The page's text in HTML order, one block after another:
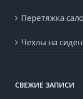
Перетяжка
Чехлы на
СВЕЖИЕ ЗАПИСИ